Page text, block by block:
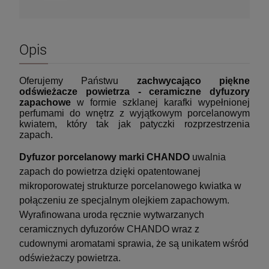
Opis
Oferujemy Państwu zachwycająco piękne
odświeżacze powietrza -ceramiczne dyfuzory
zapachowe w formie szklanej karafki wypełnionej
perfumami do wnętrz z wyjątkowym porcelanowym
kwiatem, który tak jak patyczki rozprzestrzenia
zapach.
Dyfuzor porcelanowy marki CHANDO uwalnia
zapach do powietrza dzięki opatentowanej
mikroporowatej strukturze porcelanowego kwiatka w
połączeniu ze specjalnym olejkiem zapachowym.
Wyrafinowana uroda ręcznie wytwarzanych
ceramicznych dyfuzorów CHANDO wraz z
cudownymi aromatami sprawia, że są unikatem wśród
odświeżaczy powietrza.